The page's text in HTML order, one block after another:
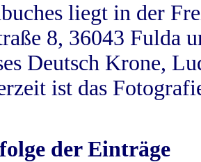
liegt in der
8, 36043 Fulda
Deutsch Krone,
ist das
der Einträge